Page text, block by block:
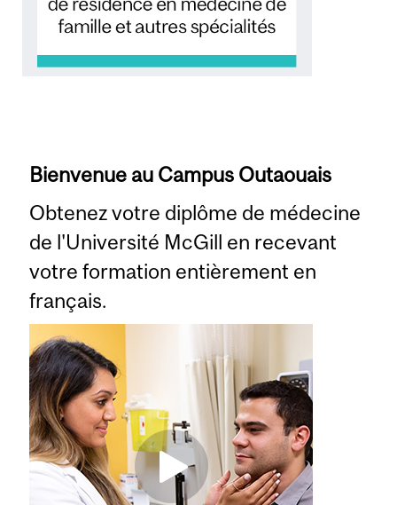
Bienvenue au Campus Outaouais
Obtenez votre diplôme de médecine
de l'Université McGill en recevant
votre formation entièrement en
français.